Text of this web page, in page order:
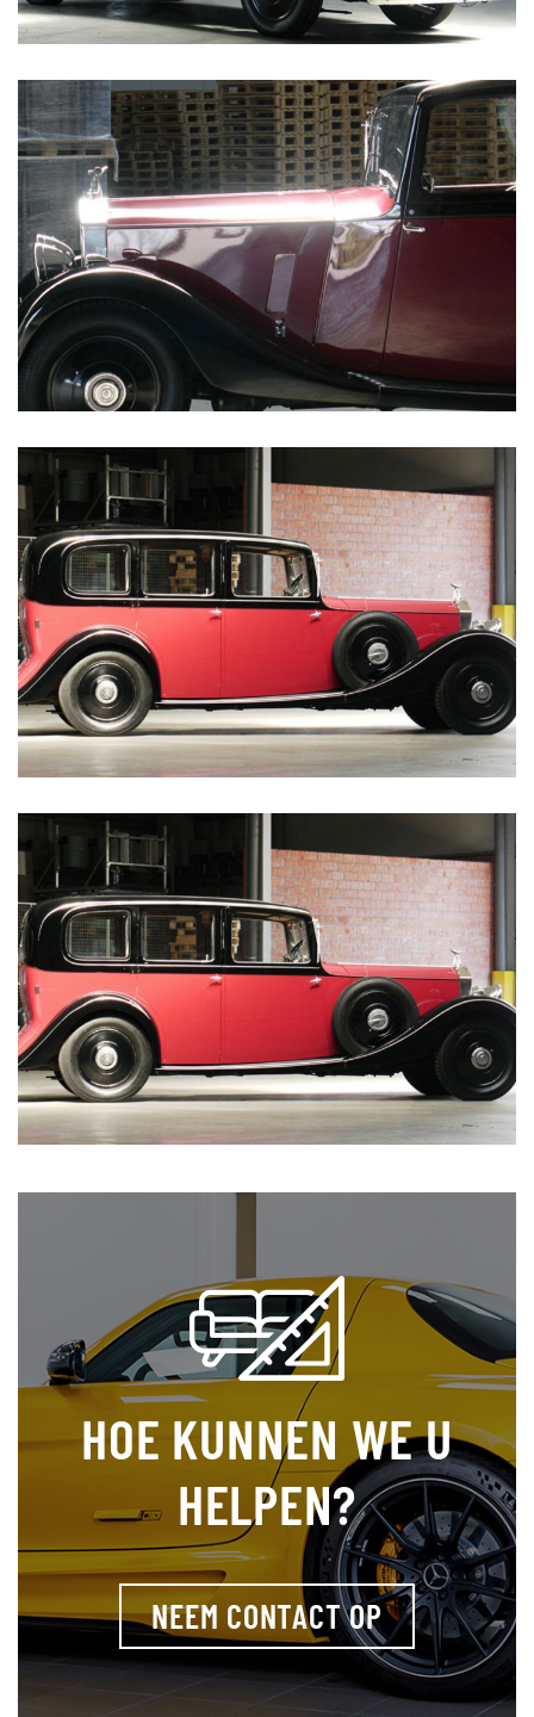
HOE KUNNEN WE U
HELPEN?
NEEM CONTACT OP